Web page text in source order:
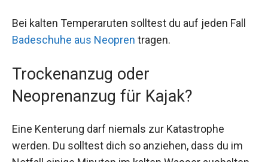
Bei kalten Temperaruten solltest du auf jeden Fall
Badeschuhe aus Neopren tragen.
Trockenanzug oder
Neoprenanzug für Kajak?
Eine Kenterung darf niemals zur Katastrophe
werden. Du solltest dich so anziehen, dass du im